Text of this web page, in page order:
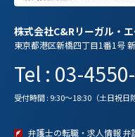
株式会社C&Rリーガル・
東京都港区新橋四丁目1番1号
Tel : 03-
受付時間 : 9:30～18:30（土日祝日
弁護士の転職・求人情報 弁